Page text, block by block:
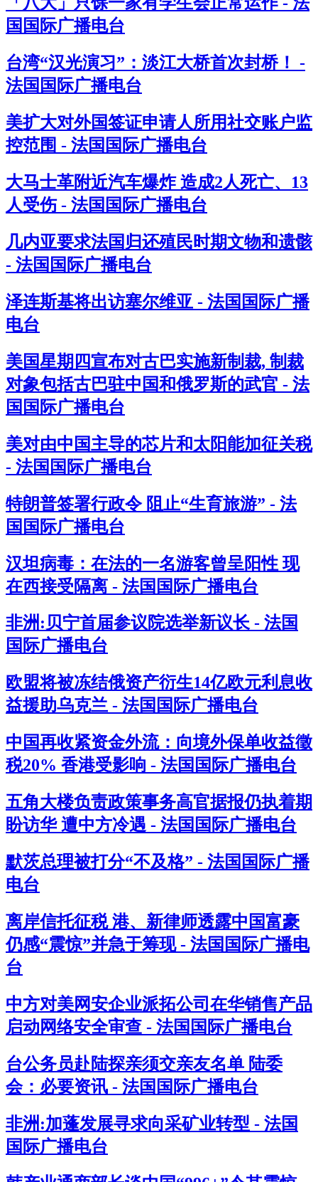
国国际广播电台
台湾“汉光演习”：淡江大桥首次封桥！ -
法国国际广播电台
美扩大对外国签证申请人所用社交账户监
控范围 - 法国国际广播电台
大马士革附近汽车爆炸 造成2人死亡、13
人受伤 - 法国国际广播电台
几内亚要求法国归还殖民时期文物和遗骸
- 法国国际广播电台
泽连斯基将出访塞尔维亚 - 法国国际广播
电台
美国星期四宣布对古巴实施新制裁, 制裁
对象包括古巴驻中国和俄罗斯的武官 - 法
国国际广播电台
美对由中国主导的芯片和太阳能加征关税
- 法国国际广播电台
特朗普签署行政令 阻止“生育旅游” - 法
国国际广播电台
汉坦病毒：在法的一名游客曾呈阳性 现
在西接受隔离 - 法国国际广播电台
非洲:贝宁首届参议院选举新议长 - 法国
国际广播电台
欧盟将被冻结俄资产衍生14亿欧元利息收
益援助乌克兰 - 法国国际广播电台
中国再收紧资金外流：向境外保单收益徵
税20% 香港受影响 - 法国国际广播电台
五角大楼负责政策事务高官据报仍执着期
盼访华 遭中方冷遇 - 法国国际广播电台
默茨总理被打分“不及格” - 法国国际广播
电台
离岸信托征税 港、新律师透露中国富豪
仍感“震惊”并急于筹现 - 法国国际广播电
台
中方对美网安企业派拓公司在华销售产品
启动网络安全审查 - 法国国际广播电台
台公务员赴陆探亲须交亲友名单 陆委
会：必要资讯 - 法国国际广播电台
非洲:加蓬发展寻求向采矿业转型 - 法国
国际广播电台